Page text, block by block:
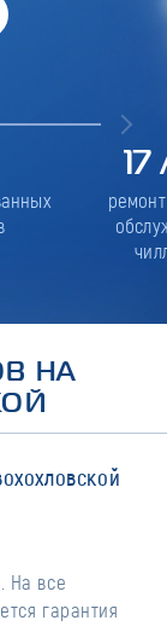
17
НА
На все
гарантия